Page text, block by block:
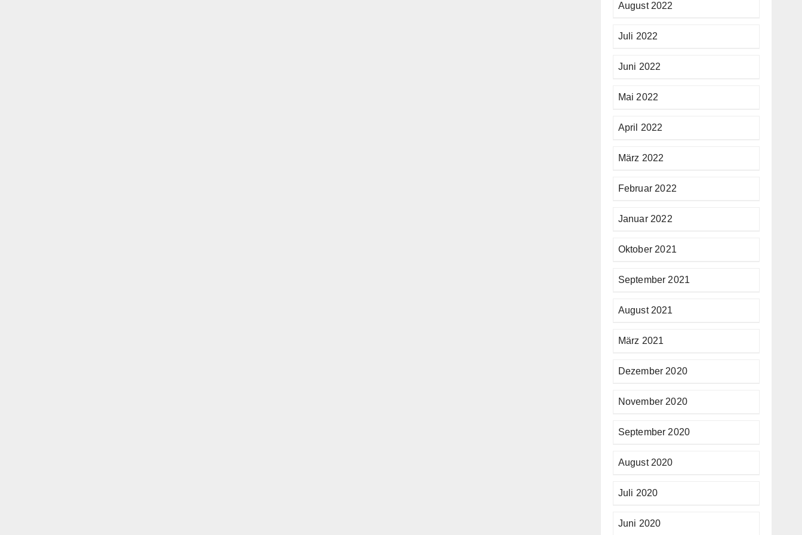
August 2022
Juli 2022
Juni 2022
Mai 2022
April 2022
März 2022
Februar 2022
Januar 2022
Oktober 2021
September 2021
August 2021
März 2021
Dezember 2020
November 2020
September 2020
August 2020
Juli 2020
Juni 2020